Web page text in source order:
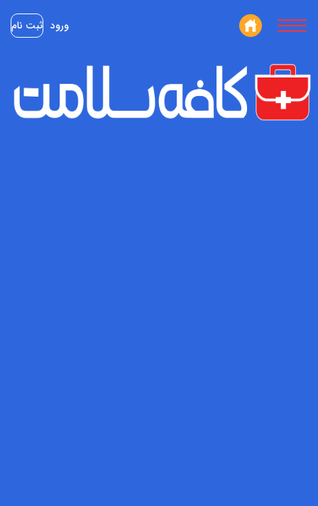
ورود ثبت نام